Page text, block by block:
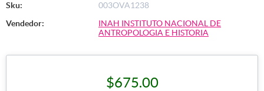
Sku:
003OVA1238
Vendedor:
INAH INSTITUTO NACIONAL DE
ANTROPOLOGIA E HISTORIA
$675.00